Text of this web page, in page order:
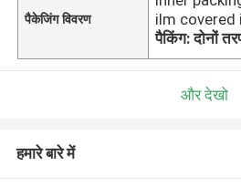
पैकेजिंग विवरण
ilm covered
पैकिंग: दोनों
और देखो
हमारे बारे में